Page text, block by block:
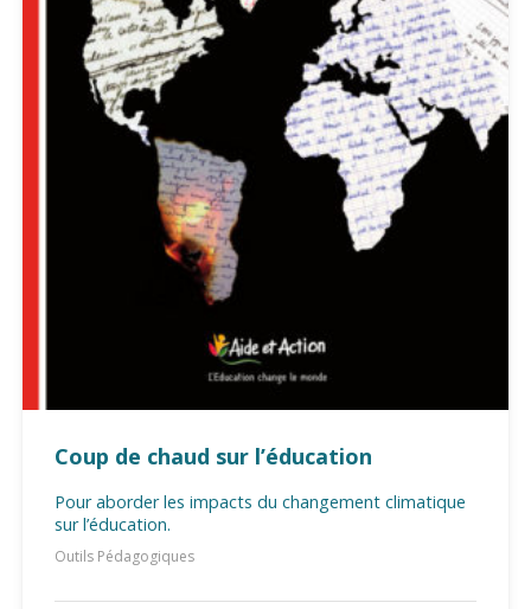
Coup de chaud sur l’éducation
Pour aborder les impacts du changement climatique
sur l’éducation.
Outils Pédagogiques